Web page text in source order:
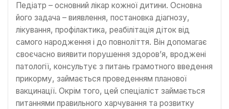
Педіатр – основний лікар кожної дитини. Основна
його задача – виявлення, постановка діагнозу,
лікування, профілактика, реабілітація діток від
самого народження і до повноліття. Він допомагає
своєчасно виявити порушення здоров’я, вроджені
патології, консультує з питань грамотного введення
прикорму, займається проведенням планової
вакцинації. Окрім того, цей спеціаліст займається
питаннями правильного харчування та розвитку